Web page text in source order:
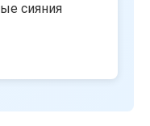
сияния